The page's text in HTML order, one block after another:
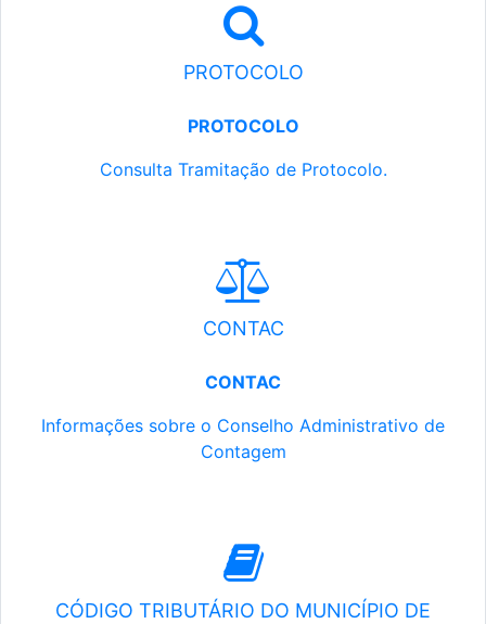
PROTOCOLO
PROTOCOLO
Consulta Tramitação de Protocolo.
CONTAC
CONTAC
Informações sobre o Conselho Administrativo de
Contagem
CÓDIGO TRIBUTÁRIO DO MUNICÍPIO DE